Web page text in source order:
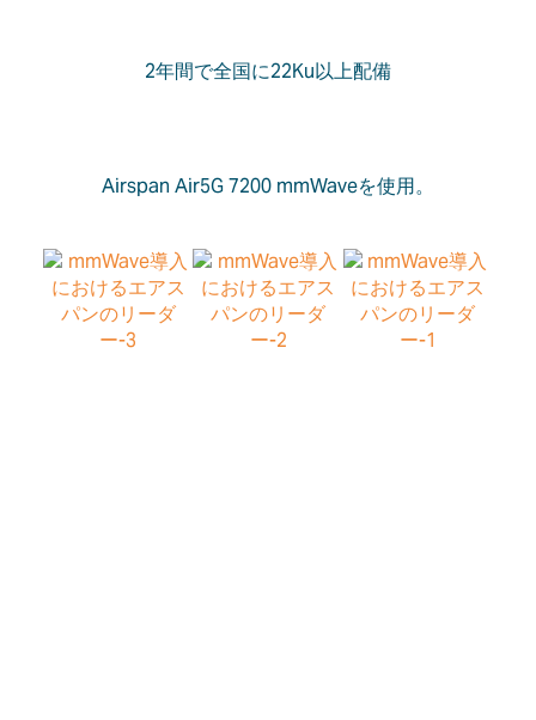
2年間で全国に22Ku以上配備
Airspan Air5G 7200 mmWaveを使用。